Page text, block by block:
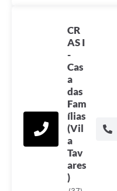
CR
AS I
-
Cas
a
das
Fam
ílias
(Vil
a
Tav
ares
)